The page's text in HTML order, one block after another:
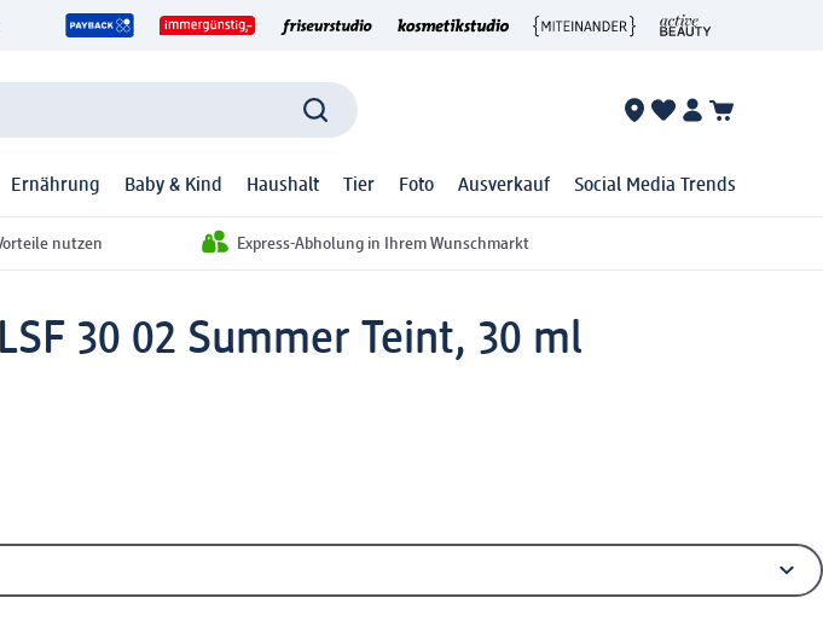
Ernährung Baby & Kind Haushalt Tier Foto Ausverkauf Social Media Trends
nutzen Express-Abholung in Ihrem Wunschmarkt
30 02 Summer Teint, 30 ml